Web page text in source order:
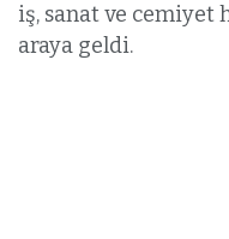
iş, sanat ve cemiyet
araya geldi.